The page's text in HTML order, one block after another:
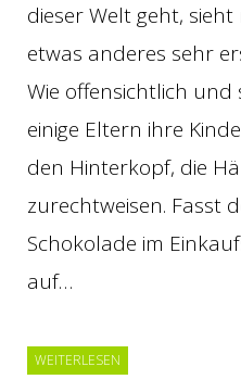
dieser Welt geht,
etwas anderes sehr
Wie offensichtlich
einige Eltern ihre
den Hinterkopf, die
zurechtweisen. Fasst
Schokolade im
auf…
WEITERLESEN